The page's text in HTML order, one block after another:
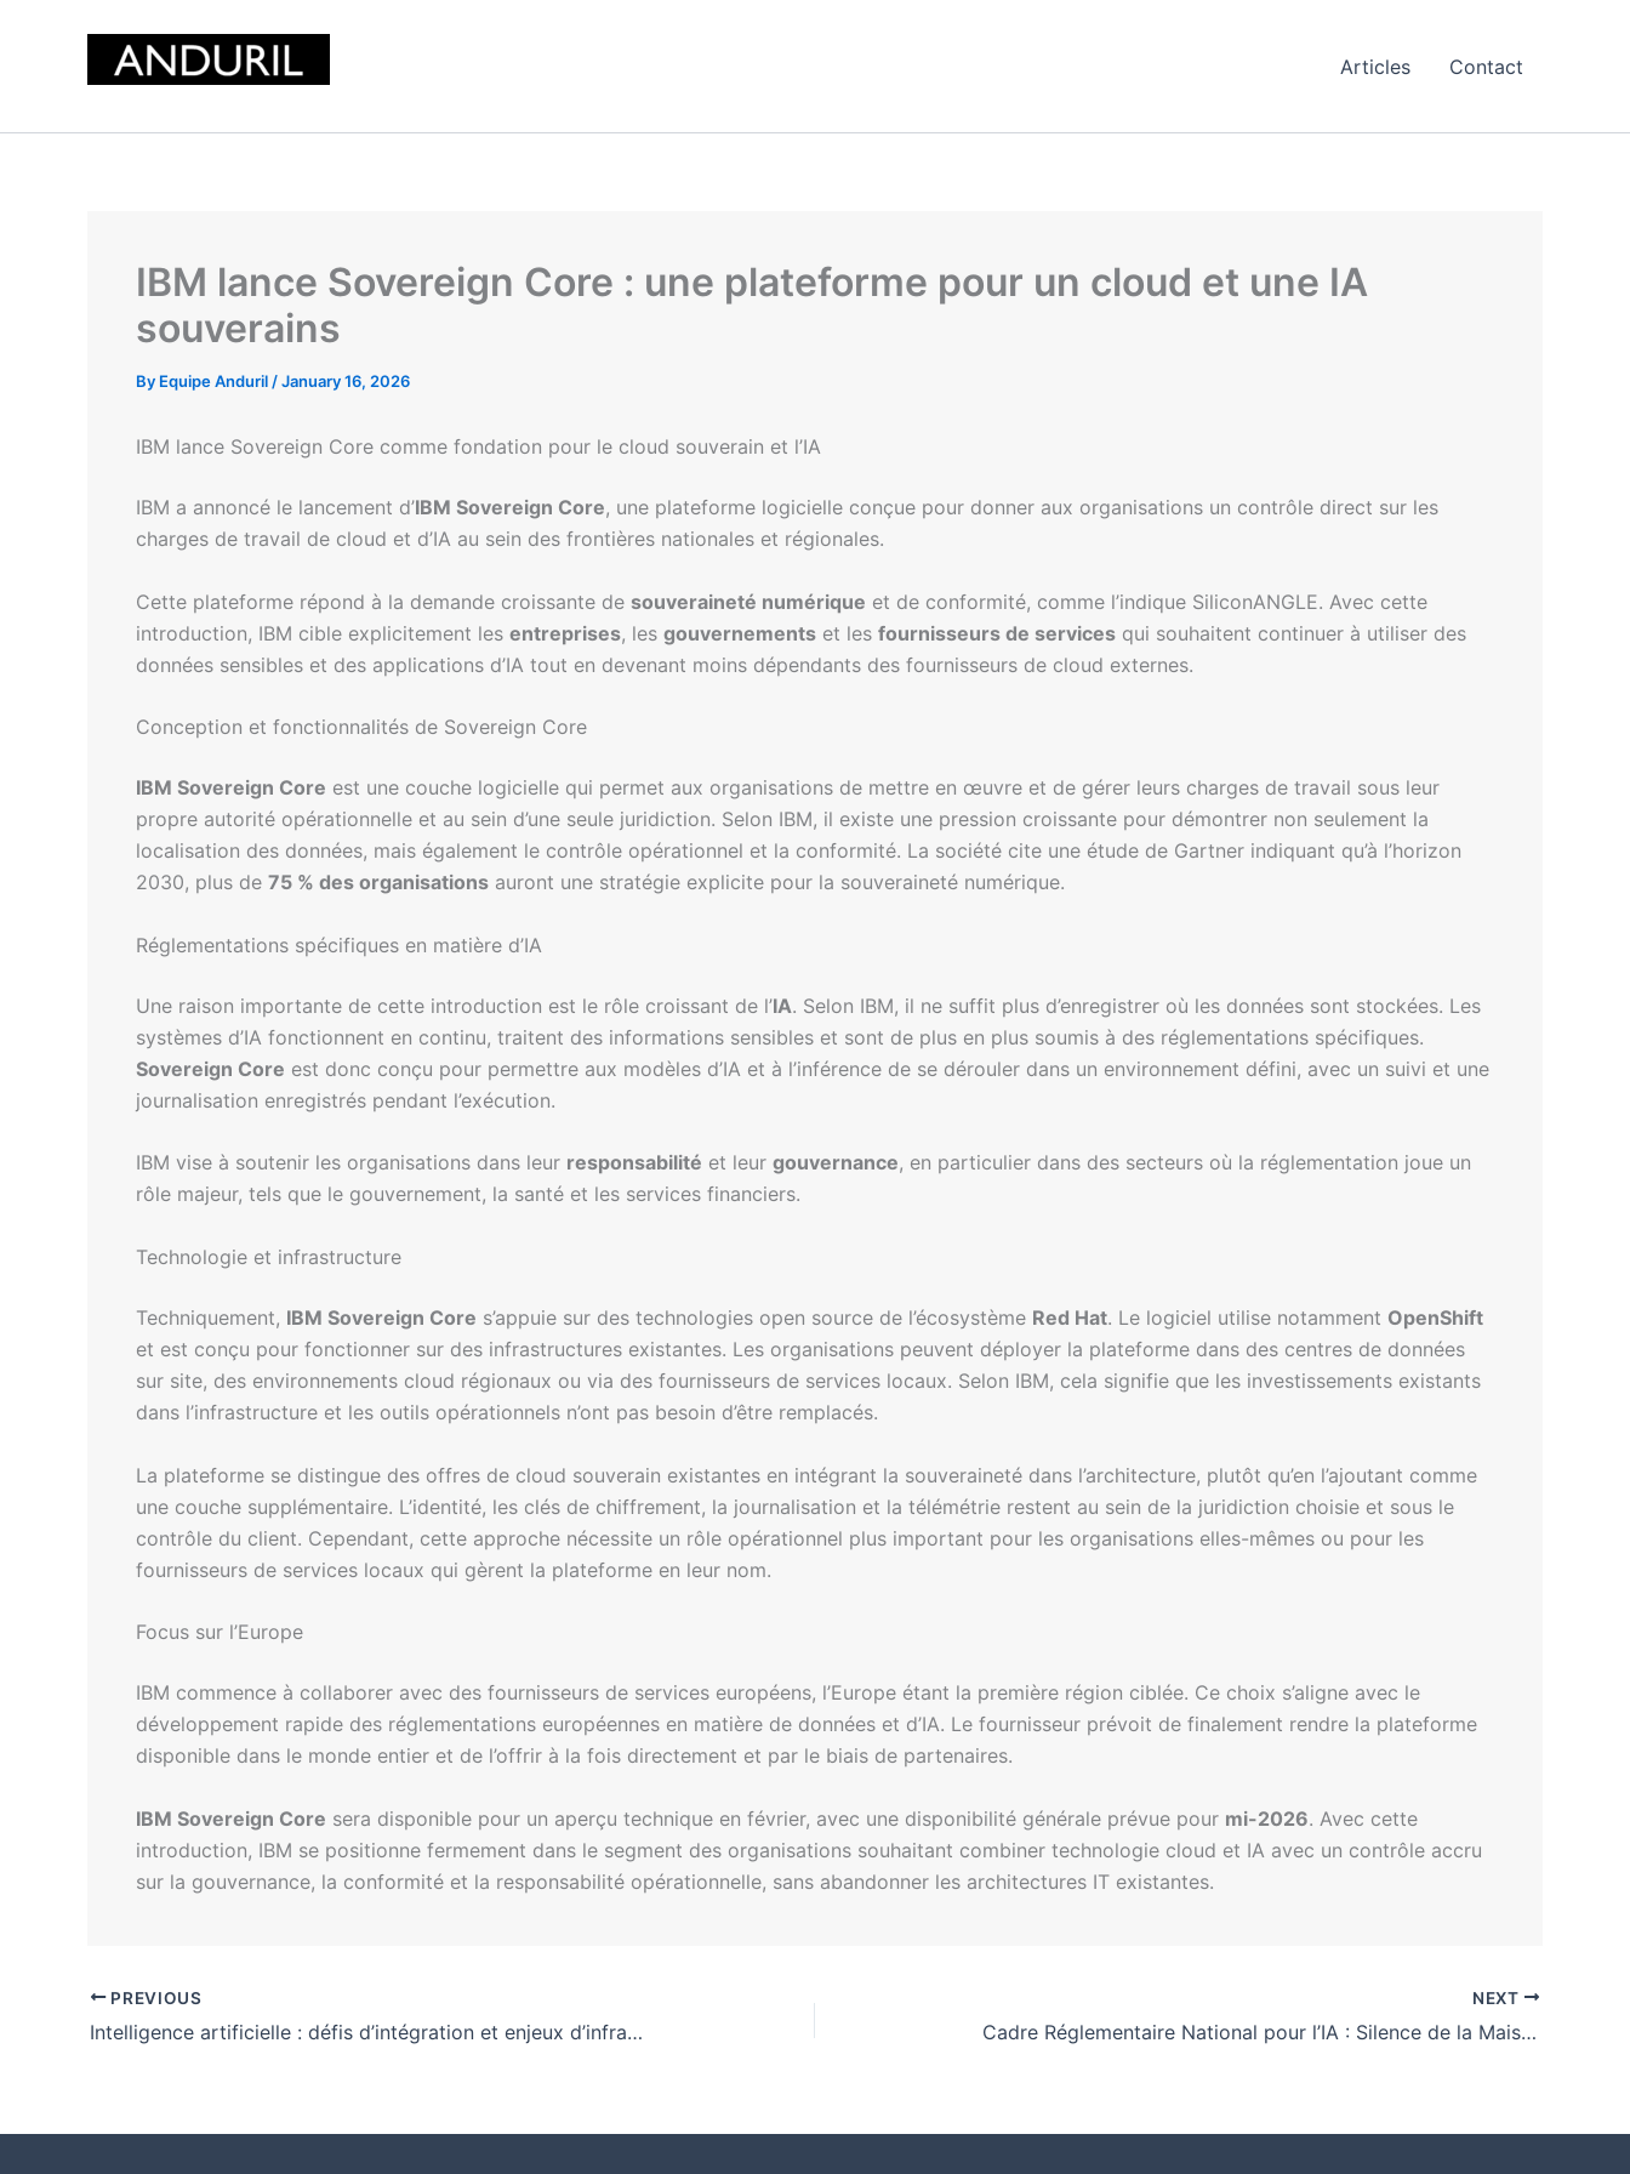
Articles Contact
IBM lance Sovereign Core : une plateforme pour un cloud et une IA
souverains
By Equipe Anduril /January 16, 2026
IBM lance Sovereign Core comme fondation pour le cloud souverain et l’IA
IBM a annoncé le lancement d’IBM Sovereign Core, une plateforme logicielle conçue pour donner aux organisations un contrôle direct sur les
charges de travail de cloud et d’IA au sein des frontières nationales et régionales.
Cette plateforme répond à la demande croissante de souveraineté numérique et de conformité, comme l’indique SiliconANGLE. Avec cette
introduction, IBM cible explicitement les entreprises, les gouvernements et les fournisseurs de services qui souhaitent continuer à utiliser des
données sensibles et des applications d’IA tout en devenant moins dépendants des fournisseurs de cloud externes.
Conception et fonctionnalités de Sovereign Core
IBM Sovereign Core est une couche logicielle qui permet aux organisations de mettre en œuvre et de gérer leurs charges de travail sous leur
propre autorité opérationnelle et au sein d’une seule juridiction. Selon IBM, il existe une pression croissante pour démontrer non seulement la
localisation des données, mais également le contrôle opérationnel et la conformité. La société cite une étude de Gartner indiquant qu’à l’horizon
2030, plus de 75 % des organisations auront une stratégie explicite pour la souveraineté numérique.
Réglementations spécifiques en matière d’IA
Une raison importante de cette introduction est le rôle croissant de l’IA. Selon IBM, il ne suffit plus d’enregistrer où les données sont stockées. Les
systèmes d’IA fonctionnent en continu, traitent des informations sensibles et sont de plus en plus soumis à des réglementations spécifiques.
Sovereign Core est donc conçu pour permettre aux modèles d’IA et à l’inférence de se dérouler dans un environnement défini, avec un suivi et une
journalisation enregistrés pendant l’exécution.
IBM vise à soutenir les organisations dans leur responsabilité et leur gouvernance, en particulier dans des secteurs où la réglementation joue un
rôle majeur, tels que le gouvernement, la santé et les services financiers.
Technologie et infrastructure
Techniquement, IBM Sovereign Core s’appuie sur des technologies open source de l’écosystème Red Hat. Le logiciel utilise notamment OpenShift
et est conçu pour fonctionner sur des infrastructures existantes. Les organisations peuvent déployer la plateforme dans des centres de données
sur site, des environnements cloud régionaux ou via des fournisseurs de services locaux. Selon IBM, cela signifie que les investissements existants
dans l’infrastructure et les outils opérationnels n’ont pas besoin d’être remplacés.
La plateforme se distingue des offres de cloud souverain existantes en intégrant la souveraineté dans l’architecture, plutôt qu’en l’ajoutant comme
une couche supplémentaire. L’identité, les clés de chiffrement, la journalisation et la télémétrie restent au sein de la juridiction choisie et sous le
contrôle du client. Cependant, cette approche nécessite un rôle opérationnel plus important pour les organisations elles-mêmes ou pour les
fournisseurs de services locaux qui gèrent la plateforme en leur nom.
Focus sur l’Europe
IBM commence à collaborer avec des fournisseurs de services européens, l’Europe étant la première région ciblée. Ce choix s’aligne avec le
développement rapide des réglementations européennes en matière de données et d’IA. Le fournisseur prévoit de finalement rendre la plateforme
disponible dans le monde entier et de l’offrir à la fois directement et par le biais de partenaires.
IBM Sovereign Core sera disponible pour un aperçu technique en février, avec une disponibilité générale prévue pour mi-2026. Avec cette
introduction, IBM se positionne fermement dans le segment des organisations souhaitant combiner technologie cloud et IA avec un contrôle accru
sur la gouvernance, la conformité et la responsabilité opérationnelle, sans abandonner les architectures IT existantes.
PREVIOUS
Intelligence artificielle : défis d’intégration et enjeux d’infrastructure
NEXT
Cadre Réglementaire National pour l’IA : Silence de la Maison Blanche